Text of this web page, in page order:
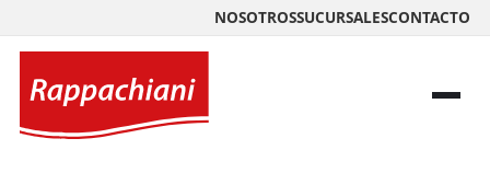
NOSOTROSSUCURSALESCONTACTO